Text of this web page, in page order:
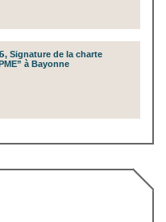
Signature de la charte
à Bayonne